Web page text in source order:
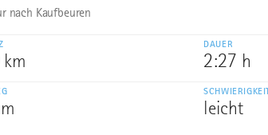
nach Kaufbeuren
DAUER
2:27 h
leicht